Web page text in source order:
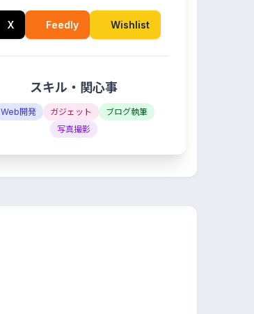
X Feedly Wishlist
スキル・関心事
Web開発 ガジェット
ブログ執筆
写真撮影